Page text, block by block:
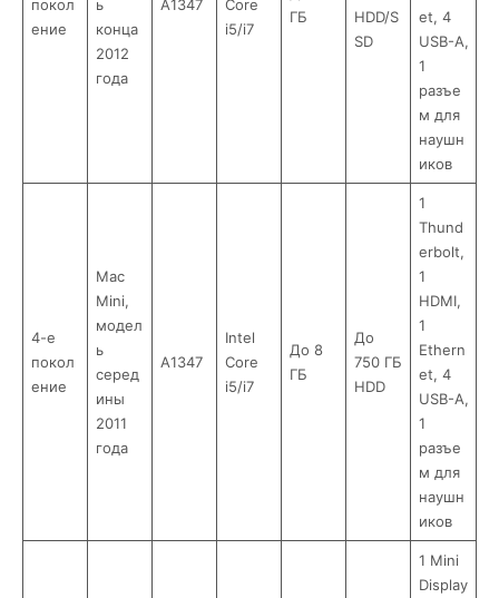
покол
ение
ь
конца
2012
года
A1347
Core
i5/i7
ГБ
HDD/S
SD
et, 4
USB-A,
1
разъе
м для
наушн
иков
4-е
покол
ение
Mac
Mini,
модел
ь
серед
ины
2011
года
A1347
Intel
Core
i5/i7
До 8
ГБ
До
750 ГБ
HDD
1
Thund
erbolt,
1
HDMI,
1
Ethern
et, 4
USB-A,
1
разъе
м для
наушн
иков
1 Mini
Display